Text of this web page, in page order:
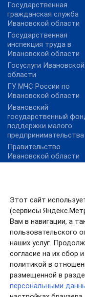
Этот сайт
(сервисы
Вам в навигации, а
пользовательского
наших услуг.
согласие на их сбор
политикой в
размещенной в
персональными
Государственная
гражданская служба
Ивановской области
Государственная
инспекция труда в
Ивановской области
Госуслуги Ивановской
области
ГУ МЧС России по
Ивановской области
Ивановский
государственный
поддержки малого
предпринимательства
Правительство
Ивановской области